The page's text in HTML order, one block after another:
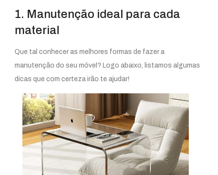
1. Manutenção ideal para cada
material
Que tal conhecer as melhores formas de fazer a
manutenção do seu móvel? Logo abaixo, listamos algumas
dicas que com certeza irão te ajudar!